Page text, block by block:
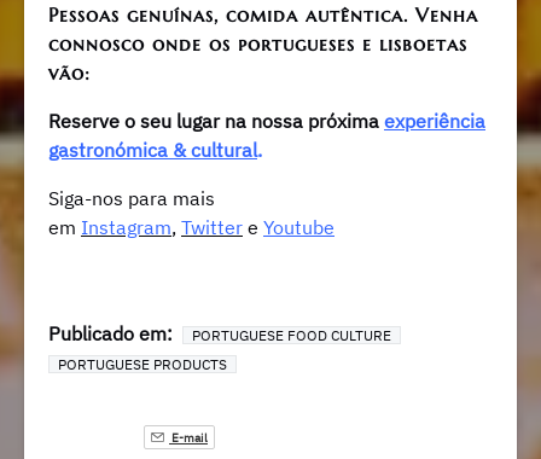
Pessoas genuínas, comida autêntica. Venha
connosco onde os portugueses e lisboetas
vão:
Reserve o seu lugar na nossa próxima experiência
gastronómica & cultural.
Siga-nos para mais
em Instagram, Twitter e Youtube
Publicado em:
PORTUGUESE FOOD CULTURE
PORTUGUESE PRODUCTS
E-mail